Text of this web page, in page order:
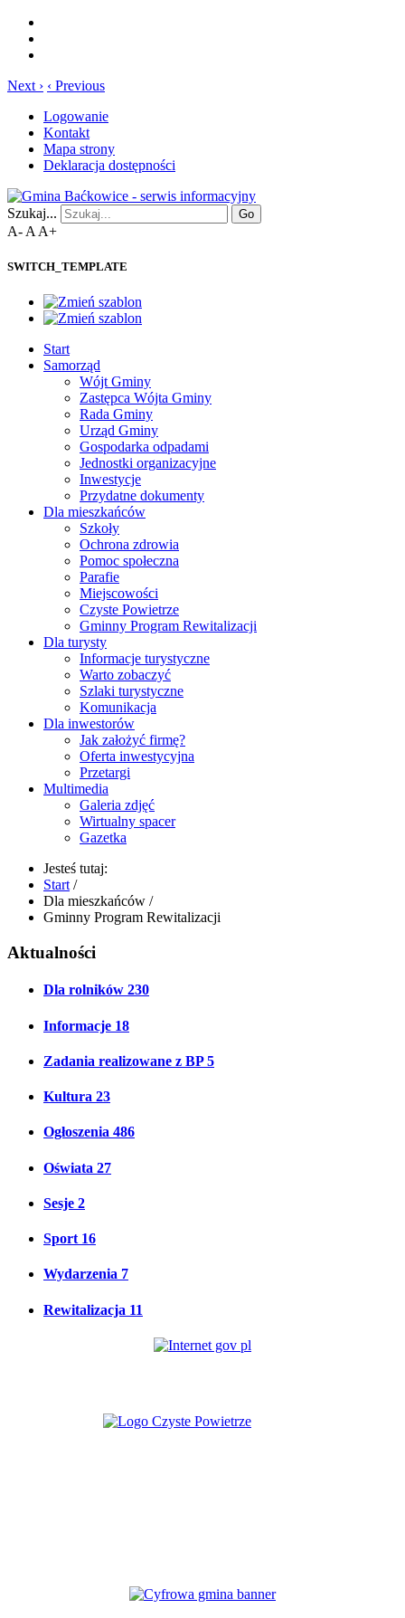
Next › ‹ Previous
Logowanie
Kontakt
Mapa strony
Deklaracja dostępności
Szukaj... Go
A- A A+
SWITCH_TEMPLATE
Start
Samorząd
Wójt Gminy
Zastępca Wójta Gminy
Rada Gminy
Urząd Gminy
Gospodarka odpadami
Jednostki organizacyjne
Inwestycje
Przydatne dokumenty
Dla mieszkańców
Szkoły
Ochrona zdrowia
Pomoc społeczna
Parafie
Miejscowości
Czyste Powietrze
Gminny Program Rewitalizacji
Dla turysty
Informacje turystyczne
Warto zobaczyć
Szlaki turystyczne
Komunikacja
Dla inwestorów
Jak założyć firmę?
Oferta inwestycyjna
Przetargi
Multimedia
Galeria zdjęć
Wirtualny spacer
Gazetka
Jesteś tutaj:
Start /
Dla mieszkańców /
Gminny Program Rewitalizacji
Aktualności
Dla rolników 230
Informacje 18
Zadania realizowane z BP5
Kultura 23
Ogłoszenia 486
Oświata 27
Sesje 2
Sport 16
Wydarzenia 7
Rewitalizacja 11